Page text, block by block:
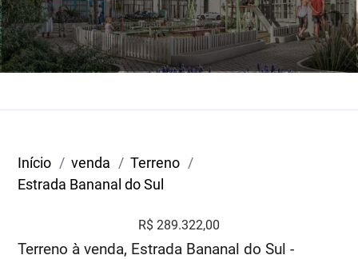
Início venda
Terreno
Estrada Bananal do Sul
R$ 289.322,00
Terreno à venda, Estrada Bananal do Sul -